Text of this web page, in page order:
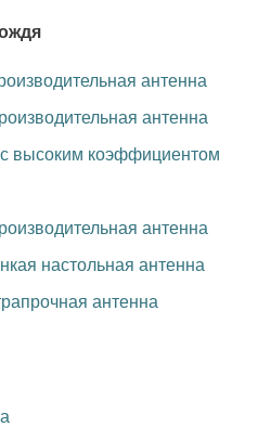
антенна
антенна
высоким коэффициентом
антенна
настольная антенна
антенна